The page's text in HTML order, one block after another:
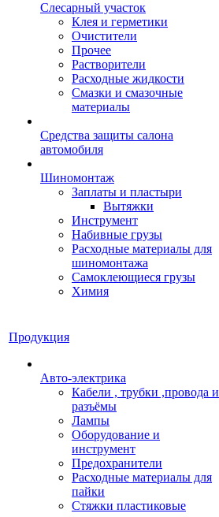
Слесарный участок
Клея и герметики
Очистители
Прочее
Растворители
Расходные жидкости
Смазки и смазочные
материалы
Средства защиты салона
автомобиля
Шиномонтаж
Заплаты и пластыри
Вытяжки
Инструмент
Набивные грузы
Расходные материалы для
шиномонтажа
Самоклеющиеся грузы
Химия
Продукция
Авто-электрика
Кабели , трубки ,провода и
разъёмы
Лампы
Оборудование и
инструмент
Предохранители
Расходные материалы для
пайки
Стяжки пластиковые